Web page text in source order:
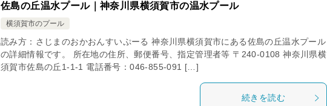
佐島の丘温水プール｜神奈川県横須賀市の温水プール
横須賀市のプール
読み方：さじまのおかおんすいぷーる 神奈川県横須賀市にある佐島の丘温水プール
の詳細情報です。 所在地の住所、郵便番号、指定管理者等 〒240-0108 神奈川県横
須賀市佐島の丘1-1-1 電話番号：046-855-091 […]
続きを読む